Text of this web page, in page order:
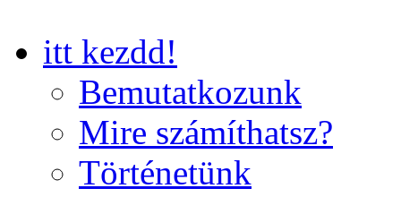
itt kezdd!
Bemutatkozunk
Mire számíthatsz?
Történetünk